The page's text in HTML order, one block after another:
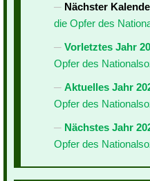
Nächster
die Opfer des
Vorletztes Jahr
Opfer des
Aktuelles Jahr
Opfer des
Nächstes Jahr
Opfer des